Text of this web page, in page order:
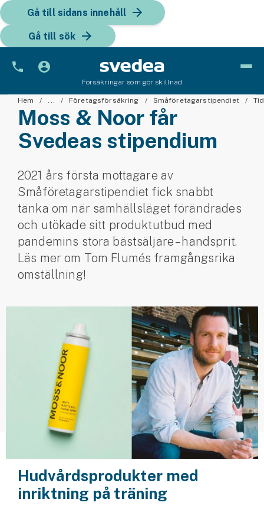
Gå till sidans innehåll
Gå till sök
Försäkringar som gör skillnad
Bil
Fordon
Snöskoterförsäkring
ATV-försäkring
Släpvagnsförsäkring
Motorcykel
Mc-försäkring
Märkesförsäkringar
Båtförsäkring
Märkesförsäkringar
Sportfiskarna
Hem ... Företagsförsäkring Småföretagarstipendiet
Moss & Noor får
Svedeas stipendium
2021 års första mottagare av
Småföretagarstipendiet fick snabbt
tänka om när samhällsläget förändrades
och utökade sitt produktutbud med
pandemins stora bästsäljare – handsprit.
Läs mer om Tom Flumés framgångsrika
omställning!
Hudvårdsprodukter med
inriktning på träning